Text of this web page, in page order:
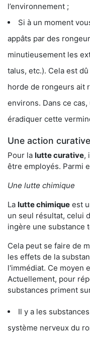
l’environnement ;
Si à un moment
appâts par des
minutieusement les
talus, etc.). Cela est dû
horde de rongeurs ait
environs. Dans ce
éradiquer cette
Une action curative
Pour la lutte curative,
être employés. Parmi
Une lutte chimique
La lutte chimique est
un seul résultat, celui
ingère une substance
Cela peut se faire de
les effets de la
l'immédiat. Ce moyen
Actuellement, pour
substances priment
Il y a les
système nerveux du